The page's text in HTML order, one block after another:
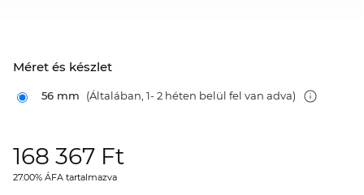
Méret és készlet
56 mm (Általában, 1- 2 héten belül fel van adva)
168 367 Ft
27.00% ÁFA tartalmazva